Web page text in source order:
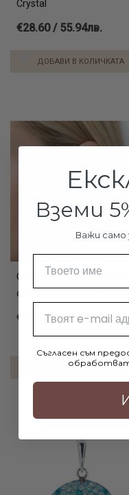
Crystal
€28.60 / 55.94лв.
ДОБАВИ В КОЛИЧКАТА
Сребърни обеци с
от Sw® SO329 Peach Gold
€61.90 / 121.07лв.
ДОБАВИ В КОЛИЧКАТА
Вземи
Важи само
Съгласен съм
обработват